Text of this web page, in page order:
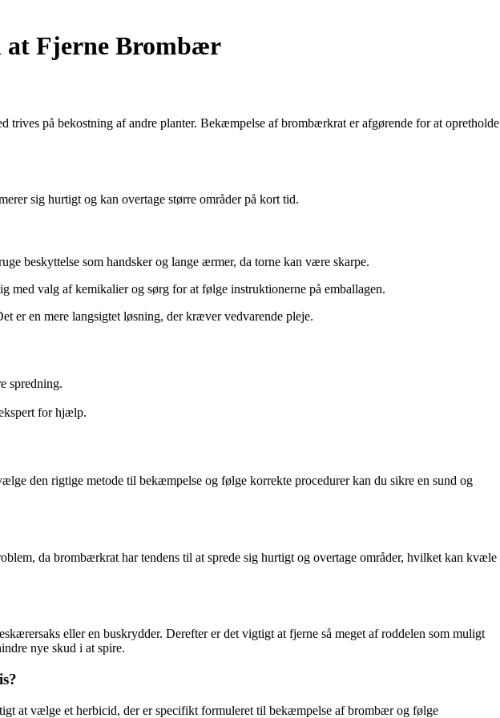
at Fjerne Brombær
på bekostning af andre planter. Bekæmpelse af brombærkrat er afgørende for at opretholde
sig hurtigt og kan overtage større områder på kort tid.
beskyttelse som handsker og lange ærmer, da torne kan være skarpe.
valg af kemikalier og sørg for at følge instruktionerne på emballagen.
er en mere langsigtet løsning, der kræver vedvarende pleje.
spredning.
for hjælp.
den rigtige metode til bekæmpelse og følge korrekte procedurer kan du sikre en sund og
da brombærkrat har tendens til at sprede sig hurtigt og overtage områder, hvilket kan kvæle
eller en buskrydder. Derefter er det vigtigt at fjerne så meget af roddelen som muligt
nye skud i at spire.
at vælge et herbicid, der er specifikt formuleret til bekæmpelse af brombær og følge